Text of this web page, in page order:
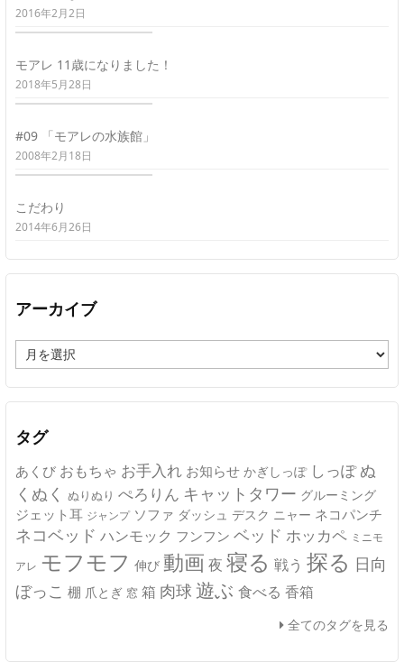
2016年2月2日
モアレ 11歳になりました！
2018年5月28日
#09 「モアレの水族館」
2008年2月18日
こだわり
2014年6月26日
アーカイブ
ー
カ
イ
タグ
あくび おもちゃ お手入れ お知らせ かぎしっぽ しっぽ ぬ
くぬく ぬりぬり ぺろりん キャットタワー グルーミング
ジェット耳 ジャンプ ソファ ダッシュ デスク ニャー ネコパンチ
ネコベッド ハンモック フンフン ベッド ホッカペ ミニモ
アレ モフモフ 伸び 動画 夜 寝る 戦う 探る 日向
ぼっこ 棚 爪とぎ 窓 箱 肉球 遊ぶ 食べる 香箱
全てのタグを見る